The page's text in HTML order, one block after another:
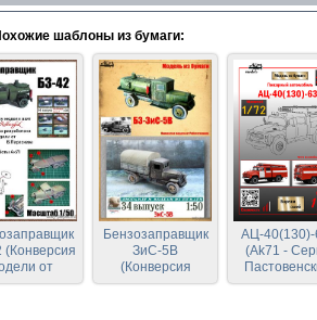
шаблоны из бумаги:
(Конверсия
от
Бензозаправщик
ЗиС-5В
(Конверсия
модели от
АЦ-
(Ak71 -